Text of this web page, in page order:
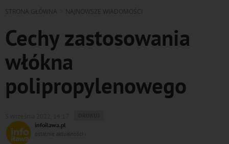
STRONA GŁÓWNA NAJNOWSZE WIADOMOŚCI
Cechy zastosowania
włókna
polipropylenowego
DO
infoilawa.pl
ostatnie aktualności ‹